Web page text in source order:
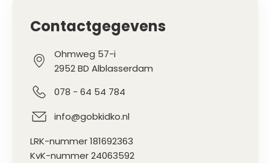
Contactgegevens
Ohmweg 57-i
2952 BD Alblasserdam
078 - 64 54 784
info@gobkidko.nl
LRK-nummer 181692363
KvK-nummer 24063592